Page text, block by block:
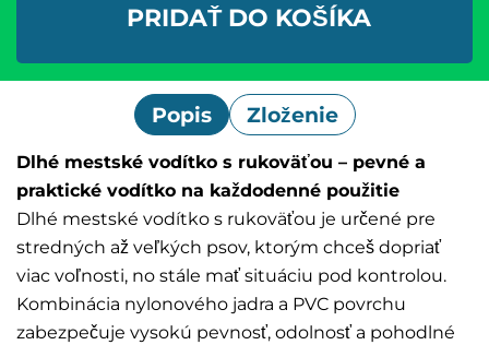
PRIDAŤ DO KOŠÍKA
Popis Zloženie
Dlhé mestské vodítko s rukoväťou – pevné a
praktické vodítko na každodenné použitie
Dlhé mestské vodítko s rukoväťou je určené pre
stredných až veľkých psov, ktorým chceš dopriať
viac voľnosti, no stále mať situáciu pod kontrolou.
Kombinácia nylonového jadra a PVC povrchu
zabezpečuje vysokú pevnosť, odolnosť a pohodlné